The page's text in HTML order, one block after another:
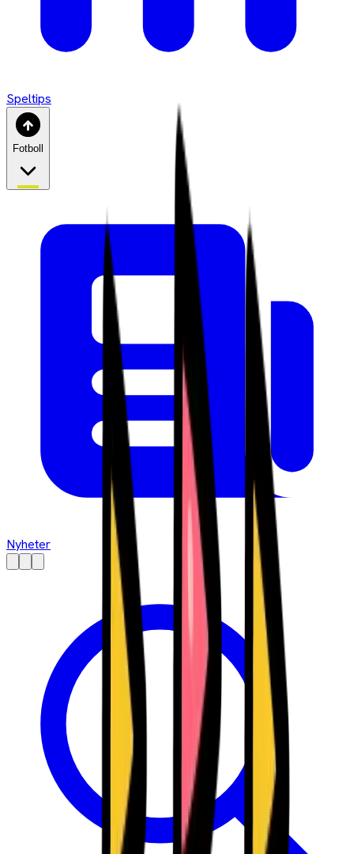
Speltips
Fotboll
Nyheter